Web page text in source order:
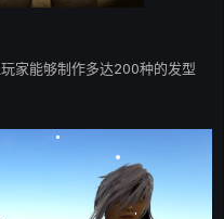
家能够制作多达200种的发型